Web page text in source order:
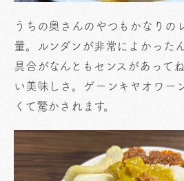
うちの奥さんのやつもかなりの
量。ルンダンが非常によかった
具合がなんともセンスがあって
い美味しさ。ゲーンキヤオワー
くて驚かされます。